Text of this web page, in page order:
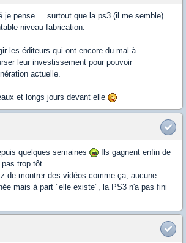
je pense ... surtout que la ps3 (il me semble)
niveau fabrication.
les éditeurs qui ont encore du mal à
leur investissement pour pouvoir
actuelle.
et longs jours devant elle
quelques semaines
Ils gagnent enfin de
trop tôt.
de montrer des vidéos comme ça, aucune
mais à part "elle existe", la PS3 n'a pas fini